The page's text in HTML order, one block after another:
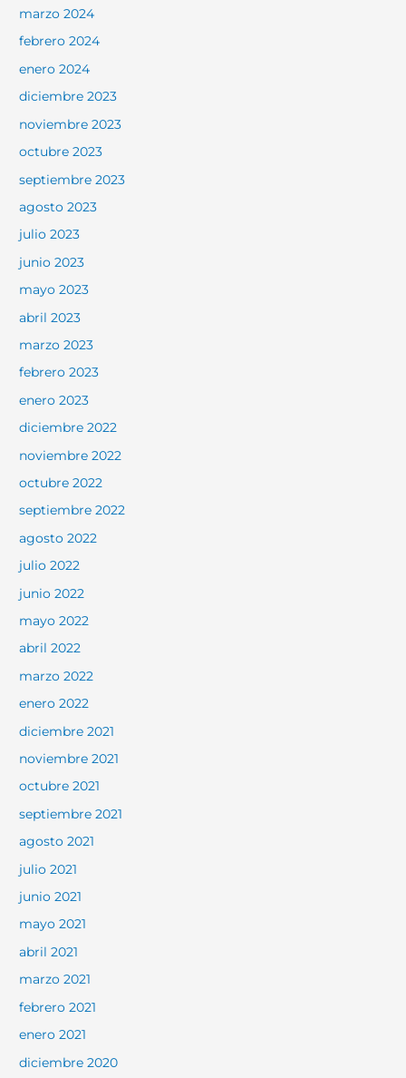
marzo 2024
febrero 2024
enero 2024
diciembre 2023
noviembre 2023
octubre 2023
septiembre 2023
agosto 2023
julio 2023
junio 2023
mayo 2023
abril 2023
marzo 2023
febrero 2023
enero 2023
diciembre 2022
noviembre 2022
octubre 2022
septiembre 2022
agosto 2022
julio 2022
junio 2022
mayo 2022
abril 2022
marzo 2022
enero 2022
diciembre 2021
noviembre 2021
octubre 2021
septiembre 2021
agosto 2021
julio 2021
junio 2021
mayo 2021
abril 2021
marzo 2021
febrero 2021
enero 2021
diciembre 2020